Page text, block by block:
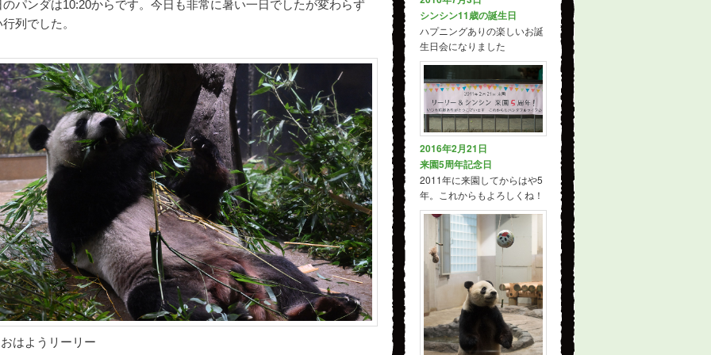
のパンダは10:20からです。今日も非常に暑い一日でしたが変わらず
列でした。
おはようリーリー
シンシン11歳の誕生日
ハプニングありの楽しいお誕
生日会になりました
2016年2月21日
来園5周年記念日
2011年に来園してからはや5
年。これからもよろしくね！